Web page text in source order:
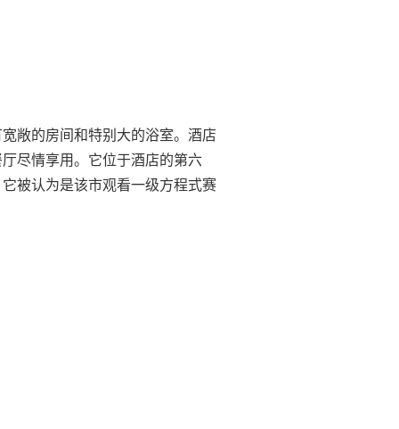
敞的房间和特别大的浴室。酒店
尽情享用。它位于酒店的第六
被认为是该市观看一级方程式赛